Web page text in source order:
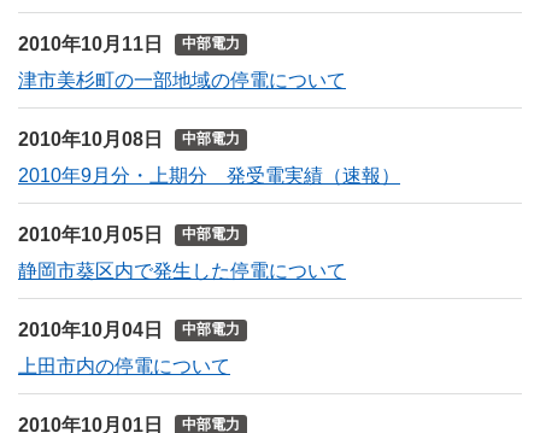
2010年10月11日 中部電力
津市美杉町の一部地域の停電について
2010年10月08日 中部電力
2010年9月分・上期分 発受電実績（速報）
2010年10月05日 中部電力
静岡市葵区内で発生した停電について
2010年10月04日 中部電力
上田市内の停電について
2010年10月01日 中部電力